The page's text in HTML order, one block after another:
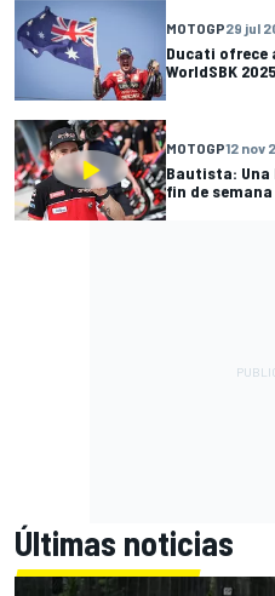
MOTOGP29 jul
Ducati ofrece
WorldSBK 2025
MOTOGP12 nov
Bautista:
fin de
Últimas noticias